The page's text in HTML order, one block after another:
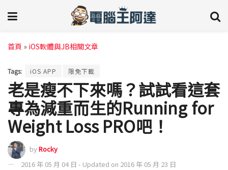
首頁 » iOS軟體與JB相關文章
Tags: iOS APP 限免下載
老是瘦不下來嗎？試試看這套
專為減重而生的Running for
Weight Loss PRO吧！
byRocky
2016 年 05 月 04 日 - Updated on 2016 年 05 月 23 日